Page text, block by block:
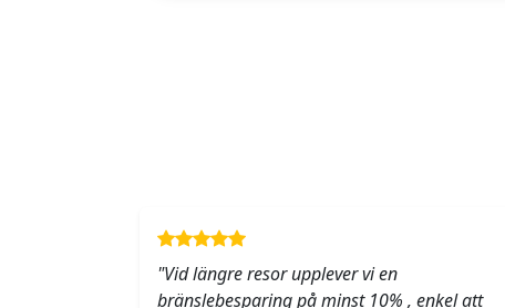
"Vid längre resor upplever vi en
bränslebesparing på minst 10% , enkel att